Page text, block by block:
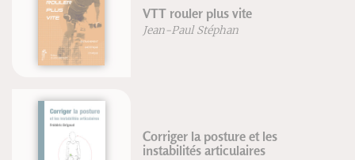
VTT rouler plus vite
Jean-Paul Stéphan
Corriger la posture et les
instabilités articulaires